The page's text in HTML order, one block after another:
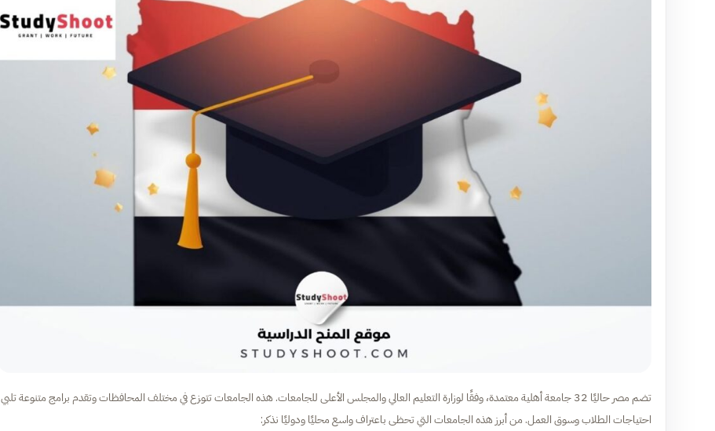
تضم مصر حاليًا 32 جامعة أهلية معتمدة، وفقًا لوزارة التعليم العالي والمجلس الأعلى للجامعات. هذه الجامعات تتوزع في مختلف المحافظات وتقدم برامج متنوعة تلبي
احتياجات الطلاب وسوق العمل. من أبرز هذه الجامعات التي تحظى باعتراف واسع محليًا ودوليًا نذكر: